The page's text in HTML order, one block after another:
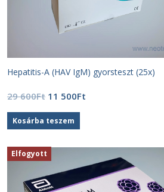
Hepatitis-A (HAV IgM) gyorsteszt (25x)
29 600Ft Original
was:
29
600Ft.
11 500Ft
500Ft.
Kosárba teszem
Elfogyott